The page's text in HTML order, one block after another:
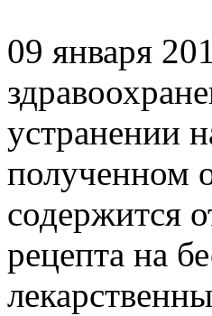
09 января
устранении
полученном
содержится
рецепта на